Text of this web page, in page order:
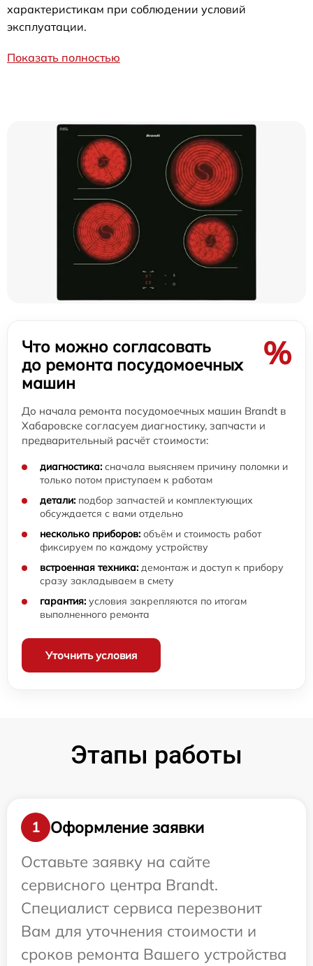
характеристикам при соблюдении условий
эксплуатации.
Показать полностью
Что можно согласовать
до ремонта посудомоечных
машин
%
До начала ремонта посудомоечных машин Brandt в
Хабаровске согласуем диагностику, запчасти и
предварительный расчёт стоимости:
диагностика: сначала выясняем причину поломки и
только потом приступаем к работам
детали: подбор запчастей и комплектующих
обсуждается с вами отдельно
несколько приборов: объём и стоимость работ
фиксируем по каждому устройству
встроенная техника: демонтаж и доступ к прибору
сразу закладываем в смету
гарантия: условия закрепляются по итогам
выполненного ремонта
Уточнить условия
Этапы работы
1
Оформление заявки
Оставьте заявку на сайте
сервисного центра Brandt.
Специалист сервиса перезвонит
Вам для уточнения стоимости и
сроков ремонта Вашего устройства